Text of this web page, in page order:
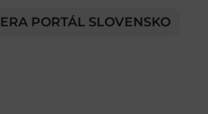
ERA PORTÁL SLOVENSKO